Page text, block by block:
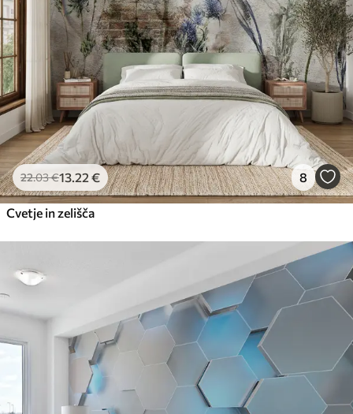
22.03€13 .22 € 8
Cvetje in zelišča